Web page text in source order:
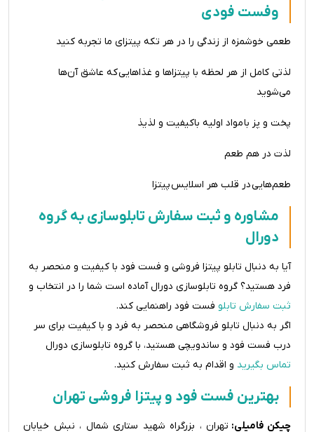
وفست فودی
طعمی خوشمزه از زندگی را در هر تکه پیتزای ما تجربه کنید
لذتی کامل از هر لحظه با پیتزاها و غذاهایی که عاشق آن‌ها
می‌شوید
پخت و پز با مواد اولیه باکیفیت و لذیذ
لذت در هم طعم
طعم‌هایی در قلب هر اسلایس پیتزا
مشاوره و ثبت سفارش تابلوسازی به گروه
دورال
آیا به دنبال تابلو پیتزا فروشی و فست فود با کیفیت و منحصر به
فرد هستید؟ گروه تابلوسازی دورال آماده است شما را در انتخاب و
ثبت سفارش تابلو فست فود راهنمایی کند.
اگر به دنبال تابلو فروشگاهی منحصر به فرد و با کیفیت برای سر
درب فست فود و ساندویچی هستید، با گروه تابلوسازی دورال
تماس بگیرید و اقدام به ثبت سفارش کنید.
بهترین فست فود و پیتزا فروشی تهران
چیکن فامیلی: تهران ، بزرگراه شهید ستاری شمال ، نبش خیابان